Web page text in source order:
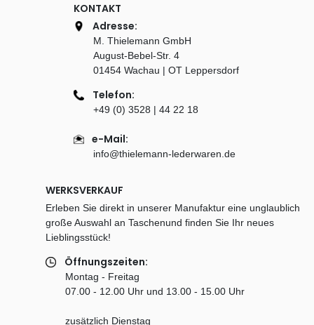
KONTAKT
Adresse:
M. Thielemann GmbH
August-Bebel-Str. 4
01454 Wachau | OT Leppersdorf
Telefon:
+49 (0) 3528 | 44 22 18
e-Mail:
info@thielemann-lederwaren.de
WERKSVERKAUF
Erleben Sie direkt in unserer Manufaktur eine unglaublich
große Auswahl an Taschenund finden Sie Ihr neues
Lieblingsstück!
Öffnungszeiten:
Montag - Freitag
07.00 - 12.00 Uhr und 13.00 - 15.00 Uhr
zusätzlich Dienstag